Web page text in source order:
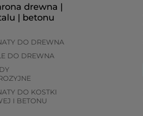
drewna |
| betonu
DO DREWNA
DO DREWNA
DO KOSTKI
I BETONU